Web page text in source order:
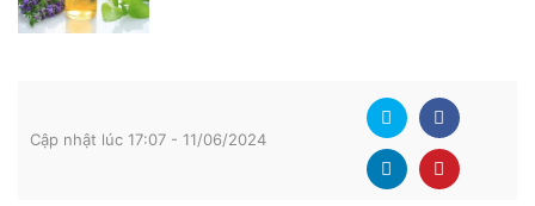
Cập nhật lúc 17:07 - 11/06/2024